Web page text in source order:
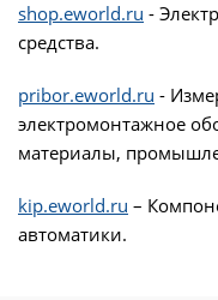
shop.eworld.ru -
средства.
pribor.eworld.ru -
электромонтажное
материалы,
kip.eworld.ru –
автоматики.